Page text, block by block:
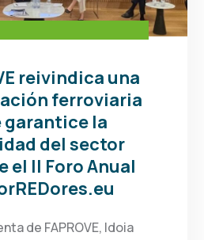
reivindica una
ferroviaria
garantice la
del sector
el II Foro Anual
de FAPROVE, Idoia